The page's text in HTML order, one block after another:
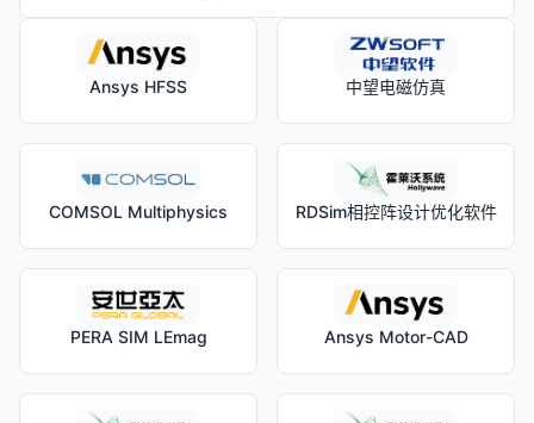
Ansys HFSS 中望电磁仿真
COMSOL Multiphysics RDSim相控阵设计优化软件
PERA SIM LEmag Ansys Motor-CAD